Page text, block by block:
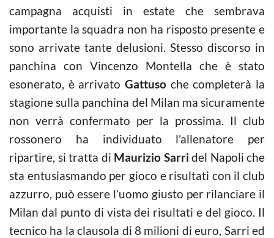
campagna acquisti in estate che sembrava
importante la squadra non ha risposto presente e
sono arrivate tante delusioni. Stesso discorso in
panchina con Vincenzo Montella che è stato
esonerato, è arrivato Gattuso che completerà la
stagione sulla panchina del Milan ma sicuramente
non verrà confermato per la prossima. Il club
rossonero ha individuato l’allenatore per
ripartire, si tratta di Maurizio Sarri del Napoli che
sta entusiasmando per gioco e risultati con il club
azzurro, può essere l’uomo giusto per rilanciare il
Milan dal punto di vista dei risultati e del gioco. Il
tecnico ha la clausola di 8 milioni di euro, Sarri ed